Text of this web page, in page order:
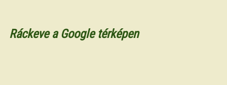
Ráckeve a Google térképen